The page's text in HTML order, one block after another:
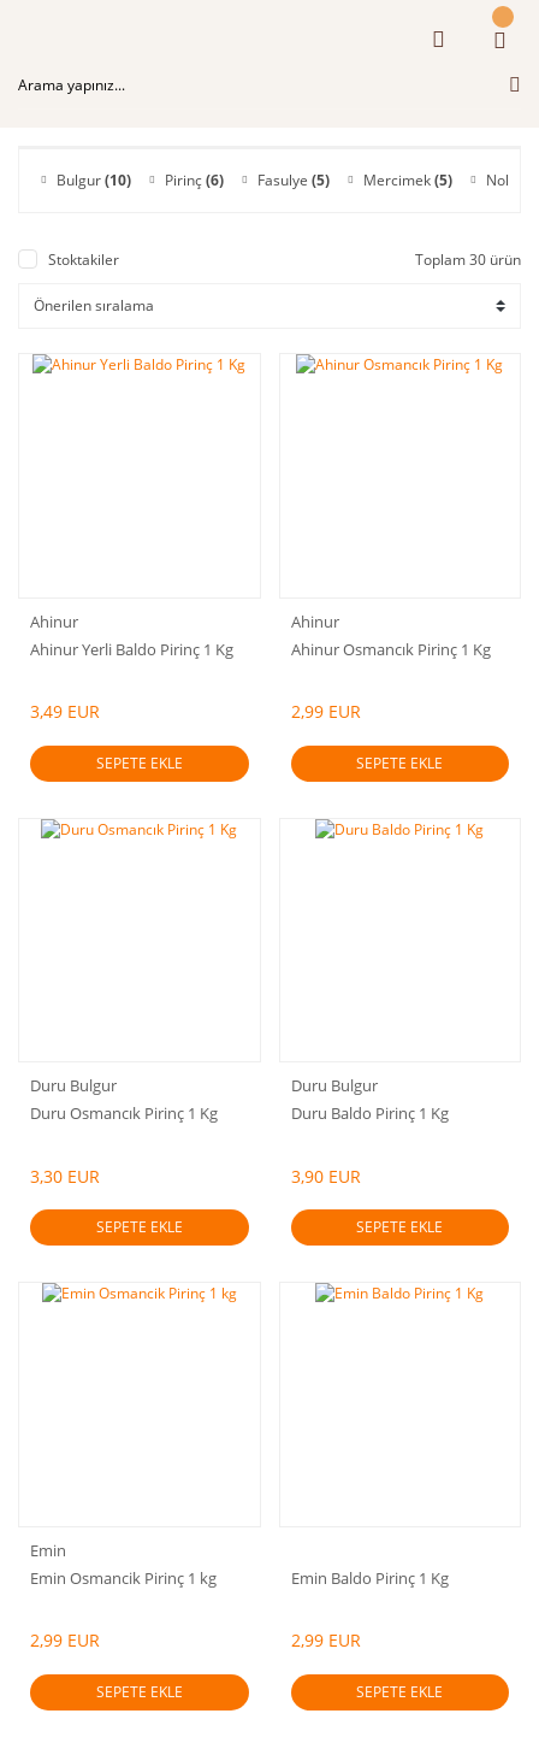
Bulgur(10) Pirinç(6) Fasulye (5) Mercimek(5) Nohut
Stoktakiler Toplam 30 ürün
Ahinur
Ahinur Yerli Baldo Pirinç 1 Kg
3,49 EUR
SEPETE EKLE
Ahinur
Ahinur Osmancık Pirinç 1 Kg
2,99 EUR
SEPETE EKLE
Duru Bulgur
Duru Osmancık Pirinç 1 Kg
3,30 EUR
SEPETE EKLE
Duru Bulgur
Duru Baldo Pirinç 1 Kg
3,90 EUR
SEPETE EKLE
Emin
Emin Osmancik Pirinç 1 kg
2,99 EUR
SEPETE EKLE
Emin Baldo Pirinç 1 Kg
2,99 EUR
SEPETE EKLE